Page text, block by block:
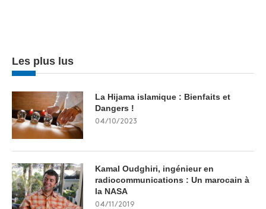
Les plus lus
La Hijama islamique : Bienfaits et
Dangers !
04/10/2023
Kamal Oudghiri, ingénieur en
radiocommunications : Un marocain à
la NASA
04/11/2019